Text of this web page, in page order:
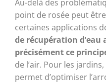
Au-delà des
point de rosée peut
certaines applications
de récupération
précisément ce
de l’air. Pour les
permet d’optimiser